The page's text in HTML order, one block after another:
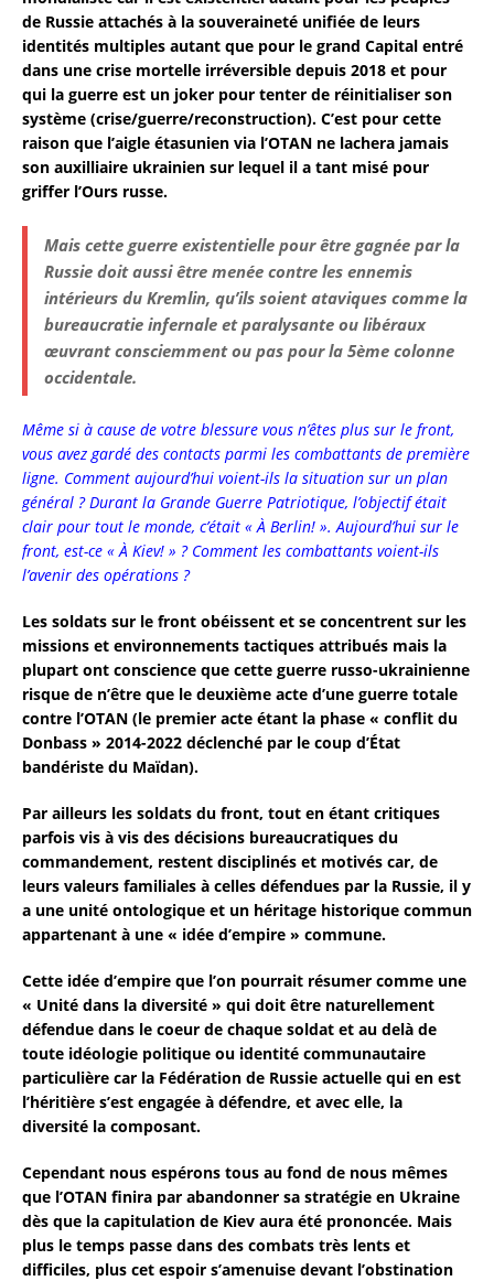
de Russie attachés à la souveraineté unifiée de leurs
identités multiples autant que pour le grand Capital entré
dans une crise mortelle irréversible depuis 2018 et pour
qui la guerre est un joker pour tenter de réinitialiser son
système (crise/guerre/reconstruction). C’est pour cette
raison que l’aigle étasunien via l’OTAN ne lachera jamais
son auxilliaire ukrainien sur lequel il a tant misé pour
griffer l’Ours russe.
Mais cette guerre existentielle pour être gagnée par la
Russie doit aussi être menée contre les ennemis
intérieurs du Kremlin, qu’ils soient ataviques comme la
bureaucratie infernale et paralysante ou libéraux
œuvrant consciemment ou pas pour la 5ème colonne
occidentale.
Même si à cause de votre blessure vous n’êtes plus sur le front,
vous avez gardé des contacts parmi les combattants de première
ligne. Comment aujourd’hui voient-ils la situation sur un plan
général ? Durant la Grande Guerre Patriotique, l’objectif était
clair pour tout le monde, c’était « À Berlin! ». Aujourd’hui sur le
front, est-ce « À Kiev! » ? Comment les combattants voient-ils
l’avenir des opérations ?
Les soldats sur le front obéissent et se concentrent sur les
missions et environnements tactiques attribués mais la
plupart ont conscience que cette guerre russo-ukrainienne
risque de n’être que le deuxième acte d’une guerre totale
contre l’OTAN (le premier acte étant la phase « conflit du
Donbass » 2014-2022 déclenché par le coup d’État
bandériste du Maïdan).
Par ailleurs les soldats du front, tout en étant critiques
parfois vis à vis des décisions bureaucratiques du
commandement, restent disciplinés et motivés car, de
leurs valeurs familiales à celles défendues par la Russie, il y
a une unité ontologique et un héritage historique commun
appartenant à une « idée d’empire » commune.
Cette idée d’empire que l’on pourrait résumer comme une
« Unité dans la diversité » qui doit être naturellement
défendue dans le coeur de chaque soldat et au delà de
toute idéologie politique ou identité communautaire
particulière car la Fédération de Russie actuelle qui en est
l’héritière s’est engagée à défendre, et avec elle, la
diversité la composant.
Cependant nous espérons tous au fond de nous mêmes
que l’OTAN finira par abandonner sa stratégie en Ukraine
dès que la capitulation de Kiev aura été prononcée. Mais
plus le temps passe dans des combats très lents et
difficiles, plus cet espoir s’amenuise devant l’obstination